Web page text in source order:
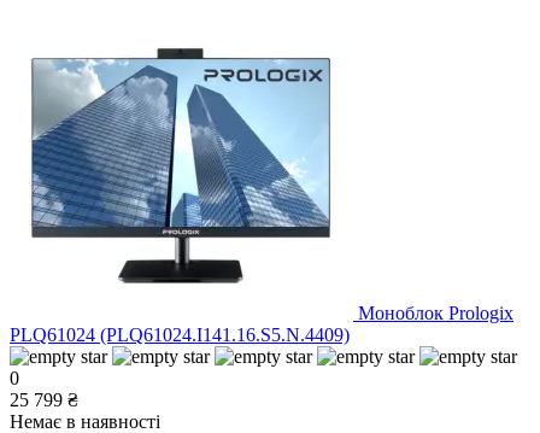
Моноблок Prologix
PLQ61024 (PLQ61024.I141.16.S5.N.4409)
0
25 799 ₴
Немає в наявності